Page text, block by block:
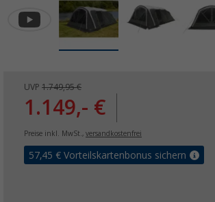
UVP 1.749,95 €
1.149,- €
Preise inkl. MwSt., versandkostenfrei
57,45 € Vorteilskartenbonus sichern